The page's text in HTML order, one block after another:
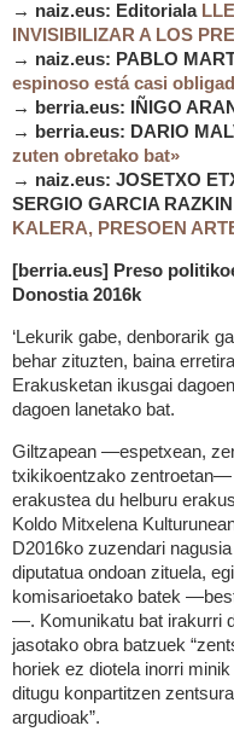
→ naiz.eus: Editoriala
INVISIBILIZAR A LOS
→ naiz.eus: PABLO
espinoso está casi
→ berria.eus: IÑIGO
→ berria.eus: DARIO
zuten obretako bat»
→ naiz.eus: JOSETXO
SERGIO GARCIA
KALERA, PRESOEN
[berria.eus] Preso
Donostia 2016k
‘Lekurik gabe, denborarik
behar zituzten, baina
Erakusketan ikusgai
dagoen lanetako bat.
Giltzapean —espetxean,
txikikoentzako zentroetan—
erakustea du helburu
Koldo Mitxelena
D2016ko zuzendari
diputatua ondoan zituela,
komisarioetako batek
—. Komunikatu bat irakurri
jasotako obra batzuek
horiek ez diotela inorri
ditugu konpartitzen
argudioak”.